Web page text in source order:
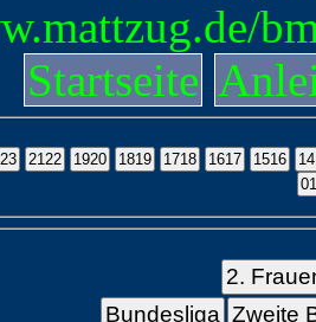
Startseite
2.
Bundesliga Zweite